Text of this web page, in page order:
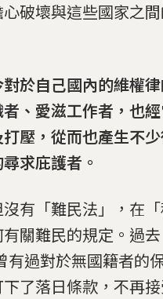
破壞與這些國家之
於自己國內的維權
、愛滋工作者，也
壓，從而也產生不
求庇護者。
有「難民法」，在「
關難民的規定。過
有過對於無國籍者的
了落日條款，不再